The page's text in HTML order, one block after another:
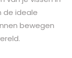
de ideale
bewegen